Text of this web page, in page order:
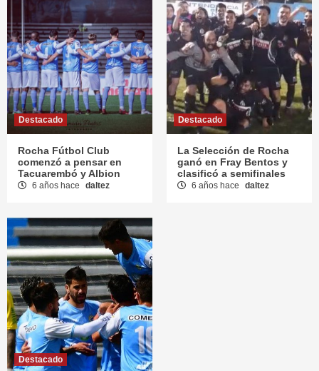
Destacado
Rocha Fútbol Club
comenzó a pensar en
Tacuarembó y Albion
6 años hace daltez
Destacado
La Selección de Rocha
ganó en Fray Bentos y
clasificó a semifinales
6 años hace daltez
Destacado